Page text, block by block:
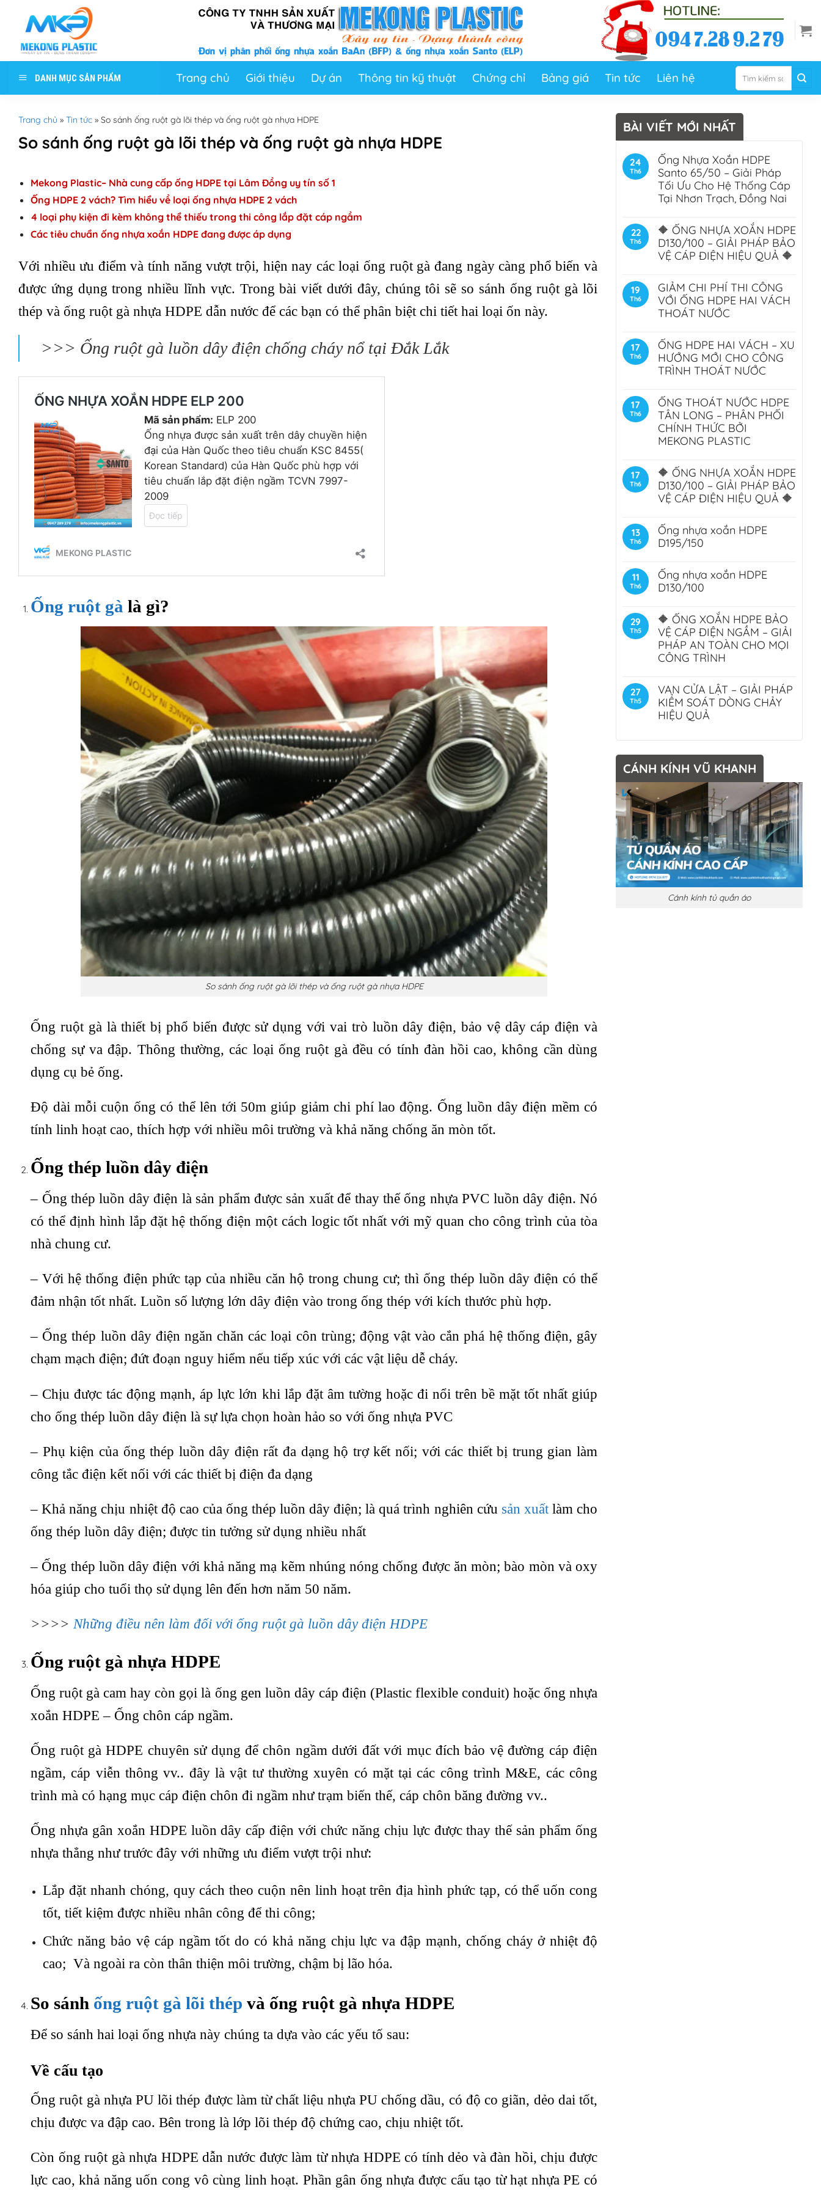
content
DANH MỤC SẢN PHẨM Trang chủ Giới thiệu Dự án Thông tin kỹ thuật Chứng chỉ Bảng giá Tin tức Liên hệ
Tìm
kiếm:
Trang chủ » Tin tức » So sánh ống ruột gà lõi thép và ống ruột gà nhựa HDPE
So sánh ống ruột gà lõi thép và ống ruột gà nhựa HDPE
Mekong Plastic– Nhà cung cấp ống HDPE tại Lâm Đồng uy tín số 1
Ống HDPE 2 vách? Tìm hiểu về loại ống nhựa HDPE 2 vách
4 loại phụ kiện đi kèm không thể thiếu trong thi công lắp đặt cáp ngầm
Các tiêu chuẩn ống nhựa xoắn HDPE đang được áp dụng
Với nhiều ưu điểm và tính năng vượt trội, hiện nay các loại ống ruột gà đang ngày càng phổ biến và
được ứng dụng trong nhiều lĩnh vực. Trong bài viết dưới đây, chúng tôi sẽ so sánh ống ruột gà lõi
thép và ống ruột gà nhựa HDPE dẫn nước để các bạn có thể phân biệt chi tiết hai loại ốn này.
>>> Ống ruột gà luồn dây điện chống cháy nổ tại Đắk Lắk
Ống ruột gà là gì?
So sánh ống ruột gà lõi thép và ống ruột gà nhựa HDPE
Ống ruột gà là thiết bị phổ biến được sử dụng với vai trò luồn dây điện, bảo vệ dây cáp điện và
chống sự va đập. Thông thường, các loại ống ruột gà đều có tính đàn hồi cao, không cần dùng
dụng cụ bẻ ống.
Độ dài mỗi cuộn ống có thể lên tới 50m giúp giảm chi phí lao động. Ống luồn dây điện mềm có
tính linh hoạt cao, thích hợp với nhiều môi trường và khả năng chống ăn mòn tốt.
Ống thép luồn dây điện
– Ống thép luồn dây điện là sản phẩm được sản xuất để thay thế ống nhựa PVC luồn dây điện. Nó
có thể định hình lắp đặt hệ thống điện một cách logic tốt nhất với mỹ quan cho công trình của tòa
nhà chung cư.
– Với hệ thống điện phức tạp của nhiều căn hộ trong chung cư; thì ống thép luồn dây điện có thể
đảm nhận tốt nhất. Luồn số lượng lớn dây điện vào trong ống thép với kích thước phù hợp.
– Ống thép luồn dây điện ngăn chăn các loại côn trùng; động vật vào cắn phá hệ thống điện, gây
chạm mạch điện; đứt đoạn nguy hiểm nếu tiếp xúc với các vật liệu dễ cháy.
– Chịu được tác động mạnh, áp lực lớn khi lắp đặt âm tường hoặc đi nổi trên bề mặt tốt nhất giúp
cho ống thép luồn dây điện là sự lựa chọn hoàn hảo so với ống nhựa PVC
– Phụ kiện của ống thép luồn dây điện rất đa dạng hộ trợ kết nối; với các thiết bị trung gian làm
công tắc điện kết nối với các thiết bị điện đa dạng
– Khả năng chịu nhiệt độ cao của ống thép luồn dây điện; là quá trình nghiên cứu sản xuấtlàm cho
ống thép luồn dây điện; được tin tưởng sử dụng nhiều nhất
– Ống thép luồn dây điện với khả năng mạ kẽm nhúng nóng chống được ăn mòn; bào mòn và oxy
hóa giúp cho tuổi thọ sử dụng lên đến hơn năm 50 năm.
>>>>Những điều nên làm đối với ống ruột gà luồn dây điện HDPE
Ống ruột gà nhựa HDPE
Ống ruột gà cam hay còn gọi là ống gen luồn dây cáp điện (Plastic flexible conduit) hoặc ống nhựa
xoắn HDPE – Ống chôn cáp ngầm.
Ống ruột gà HDPE chuyên sử dụng để chôn ngầm dưới đất với mục đích bảo vệ đường cáp điện
ngầm, cáp viễn thông vv.. đây là vật tư thường xuyên có mặt tại các công trình M&E, các công
trình mà có hạng mục cáp điện chôn đi ngầm như trạm biến thế, cáp chôn băng đường vv..
Ống nhựa gân xoắn HDPE luồn dây cấp điện với chức năng chịu lực được thay thế sản phẩm ống
nhựa thẳng như trước đây với những ưu điểm vượt trội như:
Lắp đặt nhanh chóng, quy cách theo cuộn nên linh hoạt trên địa hình phức tạp, có thể uốn cong
tốt, tiết kiệm được nhiều nhân công để thi công;
Chức năng bảo vệ cáp ngầm tốt do có khả năng chịu lực va đập mạnh, chống cháy ở nhiệt độ
cao; Và ngoài ra còn thân thiện môi trường, chậm bị lão hóa.
So sánh ống ruột gà lõi thép và ống ruột gà nhựa HDPE
Để so sánh hai loại ống nhựa này chúng ta dựa vào các yếu tố sau:
Về cấu tạo
Ống ruột gà nhựa PU lõi thép được làm từ chất liệu nhựa PU chống dầu, có độ co giãn, dẻo dai tốt,
chịu được va đập cao. Bên trong là lớp lõi thép độ chứng cao, chịu nhiệt tốt.
Còn ống ruột gà nhựa HDPE dẫn nước được làm từ nhựa HDPE có tính dẻo và đàn hồi, chịu được
lực cao, khả năng uốn cong vô cùng linh hoạt. Phần gân ống nhựa được cấu tạo từ hạt nhựa PE có
BÀI VIẾT MỚI NHẤT
24
Th6
Ống Nhựa Xoắn HDPE
Santo 65/50 – Giải Pháp
Tối Ưu Cho Hệ Thống Cáp
Tại Nhơn Trạch, Đồng Nai
22
Th6
🔶 ỐNG NHỰA XOẮN HDPE
D130/100 – GIẢI PHÁP BẢO
VỆ CÁP ĐIỆN HIỆU QUẢ 🔶
19
Th6
GIẢM CHI PHÍ THI CÔNG
VỚI ỐNG HDPE HAI VÁCH
THOÁT NƯỚC
17
Th6
ỐNG HDPE HAI VÁCH – XU
HƯỚNG MỚI CHO CÔNG
TRÌNH THOÁT NƯỚC
17
Th6
ỐNG THOÁT NƯỚC HDPE
TÂN LONG – PHÂN PHỐI
CHÍNH THỨC BỞI
MEKONG PLASTIC
17
Th6
🔶 ỐNG NHỰA XOẮN HDPE
D130/100 – GIẢI PHÁP BẢO
VỆ CÁP ĐIỆN HIỆU QUẢ 🔶
13
Th6
Ống nhựa xoắn HDPE
D195/150
11
Th6
Ống nhựa xoắn HDPE
D130/100
29
Th5
🔶 ỐNG XOẮN HDPE BẢO
VỆ CÁP ĐIỆN NGẦM – GIẢI
PHÁP AN TOÀN CHO MỌI
CÔNG TRÌNH
27
Th5
VAN CỬA LẬT – GIẢI PHÁP
KIỂM SOÁT DÒNG CHẢY
HIỆU QUẢ
CÁNH KÍNH VŨ KHANH
Cánh kính tủ quần áo